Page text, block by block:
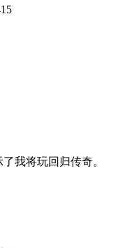
我将玩回归传奇。